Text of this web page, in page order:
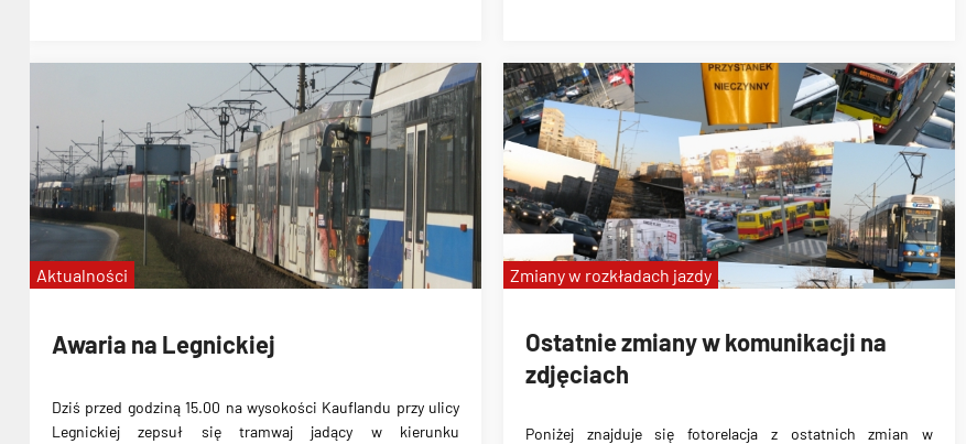
Awaria na Legnickiej
Dziś przed godziną 15.00 na wysokości Kauflandu przy ulicy
Legnickiej zepsuł się tramwaj jadący w kierunku
Aktualności
Ostatnie zmiany w komunikacji na
zdjęciach
Poniżej znajduje się fotorelacja z ostatnich zmian w
Zmiany w rozkładach jazdy